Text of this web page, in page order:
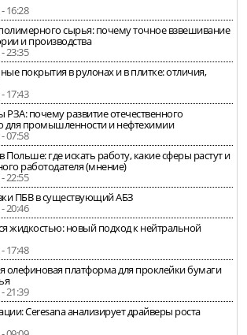
16:28
сырья: почему точное взвешивание
и производства
23:35
покрытия в рулонах и в плитке: отличия,
17:43
почему развитие отечественного
для промышленности и нефтехимии
07:58
где искать работу, какие сферы растут и
работодателя (мнение)
22:55
ПБВ в существующий АБЗ
20:46
жидкостью: новый подход к нейтральной
17:48
олефиновая платформа для проклейки бумаги
21:39
Ceresana анализирует драйверы роста